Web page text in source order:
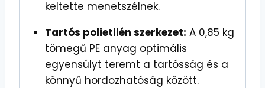
keltette menetszélnek.
Tartós polietilén szerkezet: A 0,85 kg
tömegű PE anyag optimális
egyensúlyt teremt a tartósság és a
könnyű hordozhatóság között.